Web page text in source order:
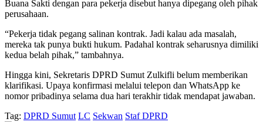
Buana Sakti dengan para pekerja disebut hanya dipegang oleh pihak
perusahaan.
“Pekerja tidak pegang salinan kontrak. Jadi kalau ada masalah,
mereka tak punya bukti hukum. Padahal kontrak seharusnya dimiliki
kedua belah pihak,” tambahnya.
Hingga kini, Sekretaris DPRD Sumut Zulkifli belum memberikan
klarifikasi. Upaya konfirmasi melalui telepon dan WhatsApp ke
nomor pribadinya selama dua hari terakhir tidak mendapat jawaban.
Tag: DPRD Sumut LC Sekwan Staf DPRD